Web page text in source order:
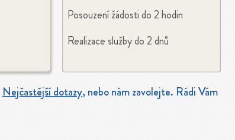
Posouzení žádosti do 2 hodin
Realizace služby do 2 dnů
Nejčastější dotazy, nebo nám zavolejte. Rádi Vám